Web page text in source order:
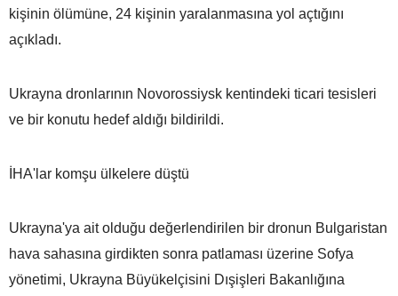
kişinin ölümüne, 24 kişinin yaralanmasına yol açtığını
açıkladı.
Ukrayna dronlarının Novorossiysk kentindeki ticari tesisleri
ve bir konutu hedef aldığı bildirildi.
İHA'lar komşu ülkelere düştü
Ukrayna'ya ait olduğu değerlendirilen bir dronun Bulgaristan
hava sahasına girdikten sonra patlaması üzerine Sofya
yönetimi, Ukrayna Büyükelçisini Dışişleri Bakanlığına